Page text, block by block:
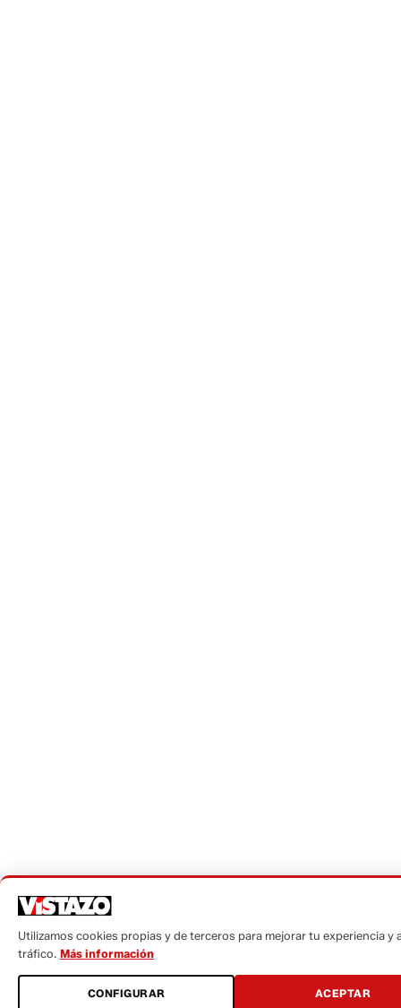
Utilizamos cookies propias y de terceros para mejorar tu experiencia y
tráfico. Más información
CONFIGURAR ACEPTAR